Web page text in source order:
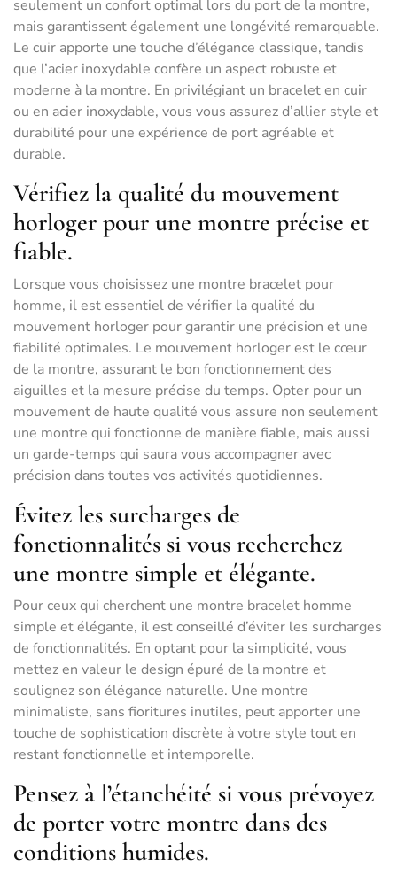
seulement un confort optimal lors du port de la montre,
mais garantissent également une longévité remarquable.
Le cuir apporte une touche d’élégance classique, tandis
que l’acier inoxydable confère un aspect robuste et
moderne à la montre. En privilégiant un bracelet en cuir
ou en acier inoxydable, vous vous assurez d’allier style et
durabilité pour une expérience de port agréable et
durable.
Vérifiez la qualité du mouvement
horloger pour une montre précise et
fiable.
Lorsque vous choisissez une montre bracelet pour
homme, il est essentiel de vérifier la qualité du
mouvement horloger pour garantir une précision et une
fiabilité optimales. Le mouvement horloger est le cœur
de la montre, assurant le bon fonctionnement des
aiguilles et la mesure précise du temps. Opter pour un
mouvement de haute qualité vous assure non seulement
une montre qui fonctionne de manière fiable, mais aussi
un garde-temps qui saura vous accompagner avec
précision dans toutes vos activités quotidiennes.
Évitez les surcharges de
fonctionnalités si vous recherchez
une montre simple et élégante.
Pour ceux qui cherchent une montre bracelet homme
simple et élégante, il est conseillé d’éviter les surcharges
de fonctionnalités. En optant pour la simplicité, vous
mettez en valeur le design épuré de la montre et
soulignez son élégance naturelle. Une montre
minimaliste, sans fioritures inutiles, peut apporter une
touche de sophistication discrète à votre style tout en
restant fonctionnelle et intemporelle.
Pensez à l’étanchéité si vous prévoyez
de porter votre montre dans des
conditions humides.